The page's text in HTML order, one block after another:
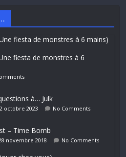
fiesta de monstres à 6
à… Julk
2 octobre 2023 No Comments
– Time Bomb
novembre 2018 No Comments